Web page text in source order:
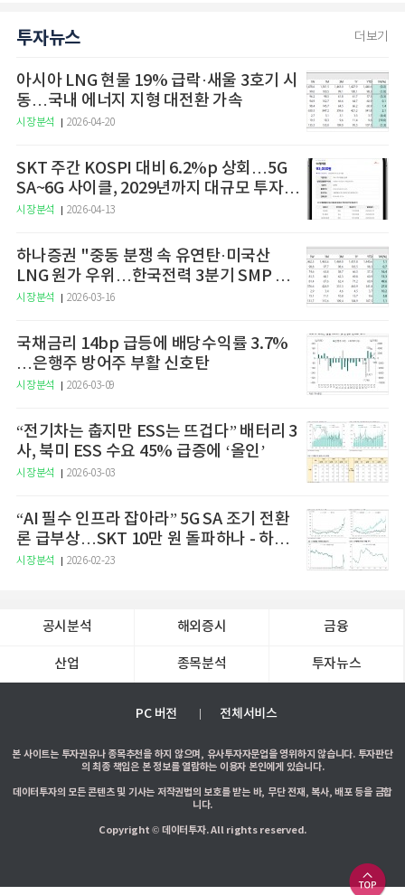
투자뉴스 더보기
아시아 LNG 현물 19% 급락·새울 3호기 시
동…국내 에너지 지형 대전환 가속
시장분석 2026-04-20
SKT 주간 KOSPI 대비 6.2%p 상회…5G
SA~6G 사이클, 2029년까지 대규모 투자
예고
시장분석 2026-04-13
하나증권 "중동 분쟁 속 유연탄·미국산
LNG 원가 우위…한국전력 3분기 SMP 상
승 전망"
시장분석 2026-03-16
국채금리 14bp 급등에 배당수익률 3.7%
…은행주 방어주 부활 신호탄
시장분석 2026-03-09
“전기차는 춥지만 ESS는 뜨겁다” 배터리 3
사, 북미 ESS 수요 45% 급증에 ‘올인’
시장분석 2026-03-03
“AI 필수 인프라 잡아라” 5G SA 조기 전환
론 급부상…SKT 10만 원 돌파하나 - 하나
증권
시장분석 2026-02-23
공시분석 해외증시 금융
산업 종목분석 투자뉴스
PC 버전 전체서비스
본 사이트는 투자권유나 종목추천을 하지 않으며, 유사투자자문업을 영위하지 않습니다. 투자판단
의 최종 책임은 본 정보를 열람하는 이용자 본인에게 있습니다.
데이터투자의 모든 콘텐츠 및 기사는 저작권법의 보호를 받는 바, 무단 전재, 복사, 배포 등을 금합
니다.
Copyright © 데이터투자. All rights reserved.